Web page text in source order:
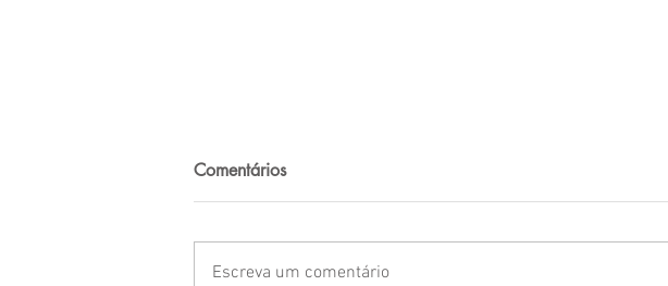
Comentários
Escreva um comentário